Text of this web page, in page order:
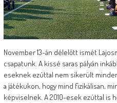
November 13-án délelőtt ismét
csapatunk. A kissé saras pályán
eseknek ezúttal nem sikerült
a játékukon, hogy mind fizikálisan,
képviselnek. A 2010-esek ezúttal is